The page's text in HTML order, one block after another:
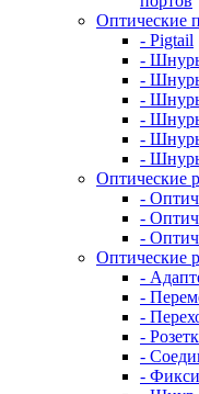
Оптические
- Pigtail
-
-
-
-
-
-
Оптические
-
-
-
Оптические
-
-
-
-
-
-